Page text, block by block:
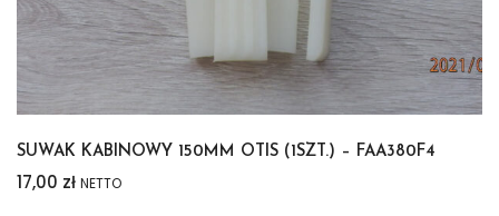
SUWAK KABINOWY 150MM OTIS (1SZT.) – FAA380F4
17,00 zł NETTO